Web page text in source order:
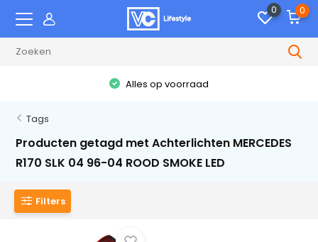
0 0
Alles op voorraad
Tags
Producten getagd met Achterlichten MERCEDES
R170 SLK 04 96-04 ROOD SMOKE LED
Filters